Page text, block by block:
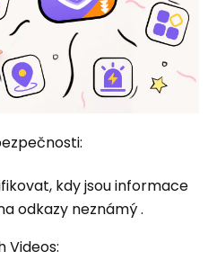
kdy jsou informace
odkazy neznámý .
Videos: